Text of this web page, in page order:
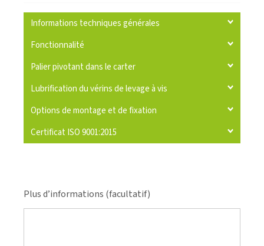
Informations techniques générales
Fonctionnalité
Palier pivotant dans le carter
Lubrification du vérins de levage à vis
Options de montage et de fixation
Certificat ISO 9001:2015
Plus d’informations (facultatif)